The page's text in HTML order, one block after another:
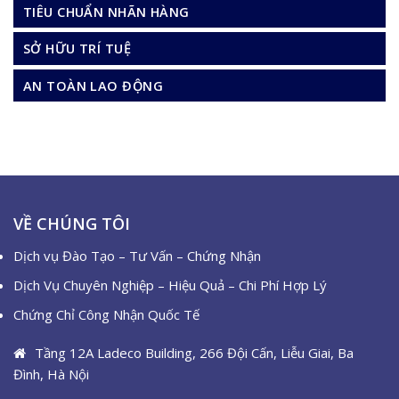
TIÊU CHUẨN NHÃN HÀNG
SỞ HỮU TRÍ TUỆ
AN TOÀN LAO ĐỘNG
VỀ CHÚNG TÔI
Dịch vụ Đào Tạo – Tư Vấn – Chứng Nhận
Dịch Vụ Chuyên Nghiệp – Hiệu Quả – Chi Phí Hợp Lý
Chứng Chỉ Công Nhận Quốc Tế
Tầng 12A Ladeco Building, 266 Đội Cấn, Liễu Giai, Ba
Đình, Hà Nội